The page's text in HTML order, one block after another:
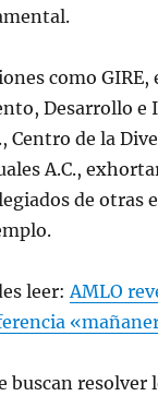
como GIRE,
Desarrollo e
Centro de la
A.C.,
de otras
leer:AMLO
buscan resolver